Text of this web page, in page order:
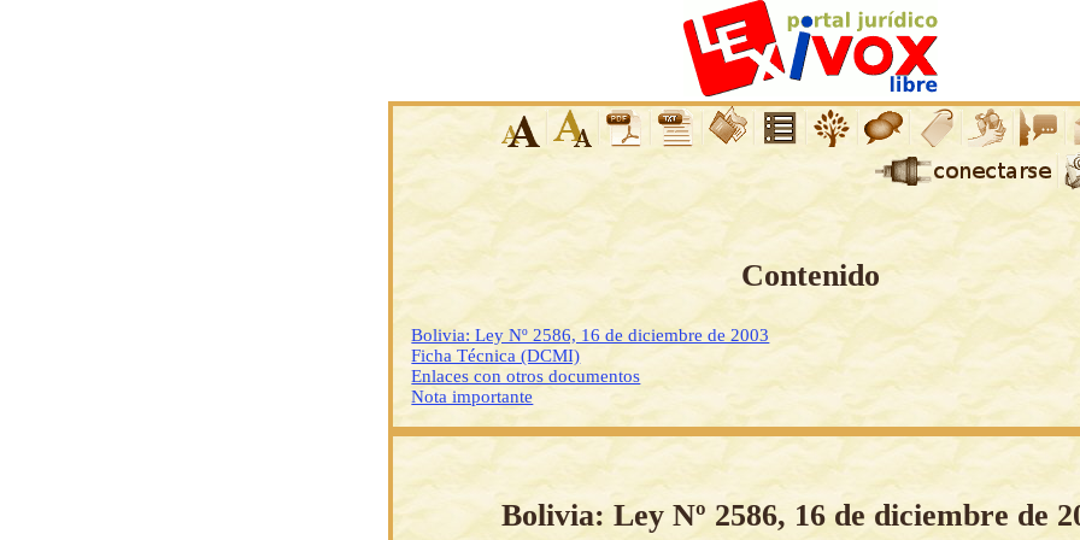
Contenido
Bolivia: Ley Nº 2586, 16 de diciembre de 2003
Ficha Técnica (DCMI)
Enlaces con otros documentos
Nota importante
Bolivia: Ley Nº 2586, 16 de diciembre de